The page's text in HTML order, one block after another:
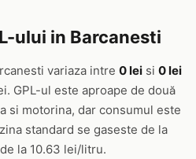
ului in Barcanesti
variaza intre 0 lei si 0 lei
GPL-ul este aproape de două
si motorina, dar consumul este
standard se gaseste de la
la 10.63 lei/litru.